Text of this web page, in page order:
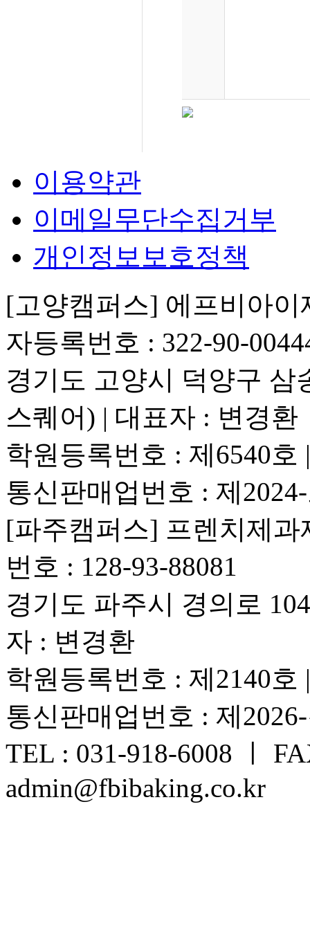
이용약관
이메일무단수집거부
개인정보보호정책
[고양캠퍼스] 에프비아
자등록번호 : 322-90-
경기도 고양시 덕양구 삼
스퀘어) | 대표자 : 변경환
학원등록번호 : 제6540
통신판매업번호 : 제
[파주캠퍼스] 프렌치제
번호 : 128-93-88081
경기도 파주시 경의로
자 : 변경환
학원등록번호 : 제2140
통신판매업번호 : 제
TEL : 031-918-6008 ㅣ
admin@fbibaking.co.kr